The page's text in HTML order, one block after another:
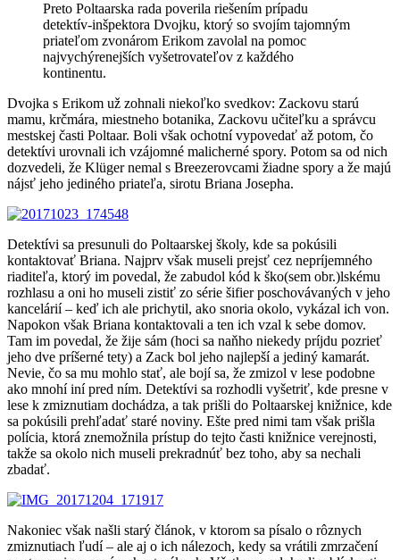
Preto Poltaarska rada poverila riešením prípadu
detektív-inšpektora Dvojku, ktorý so svojím tajomným
priateľom zvonárom Erikom zavolal na pomoc
najvychýrenejších vyšetrovateľov z každého
kontinentu.
Dvojka s Erikom už zohnali niekoľko svedkov: Zackovu starú
mamu, krčmára, miestneho botanika, Zackovu učiteľku a správcu
mestskej časti Poltaar. Boli však ochotní vypovedať až potom, čo
detektívi urovnali ich vzájomné malicherné spory. Potom sa od nich
dozvedeli, že Klüger nemal s Breezerovcami žiadne spory a že majú
nájsť jeho jediného priateľa, sirotu Briana Josepha.
Detektívi sa presunuli do Poltaarskej školy, kde sa pokúsili
kontaktovať Briana. Najprv však museli prejsť cez nepríjemného
riaditeľa, ktorý im povedal, že zabudol kód k ško(sem obr.)lskému
rozhlasu a oni ho museli zistiť zo série šifier poschovávaných v jeho
kancelárií – keď ich ale prichytil, ako snoria okolo, vykázal ich von.
Napokon však Briana kontaktovali a ten ich vzal k sebe domov.
Tam im povedal, že žije sám (hoci sa naňho niekedy príjdu pozrieť
jeho dve príšerné tety) a Zack bol jeho najlepší a jediný kamarát.
Nevie, čo sa mu mohlo stať, ale bojí sa, že zmizol v lese podobne
ako mnohí iní pred ním. Detektívi sa rozhodli vyšetriť, kde presne v
lese k zmiznutiam dochádza, a tak prišli do Poltaarskej knižnice, kde
sa pokúsili prehľadať staré noviny. Ešte pred nimi tam však prišla
polícia, ktorá znemožnila prístup do tejto časti knižnice verejnosti,
takže sa okolo nich museli prekradnúť bez toho, aby sa nechali
zbadať.
Nakoniec však našli starý článok, v ktorom sa písalo o rôznych
zmiznutiach ľudí – ale aj o ich nálezoch, kedy sa vrátili zmrzačení